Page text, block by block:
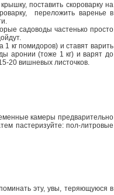
поставить скороварку на
переложить варенье в
садоводы частенько просто
кг помидоров) и ставят варить
аронии (тоже 1 кг) и варят до
20 вишневых листочков.
камеры предварительно
пастеризуйте: пол-литровые
эту, увы, теряющуюся в